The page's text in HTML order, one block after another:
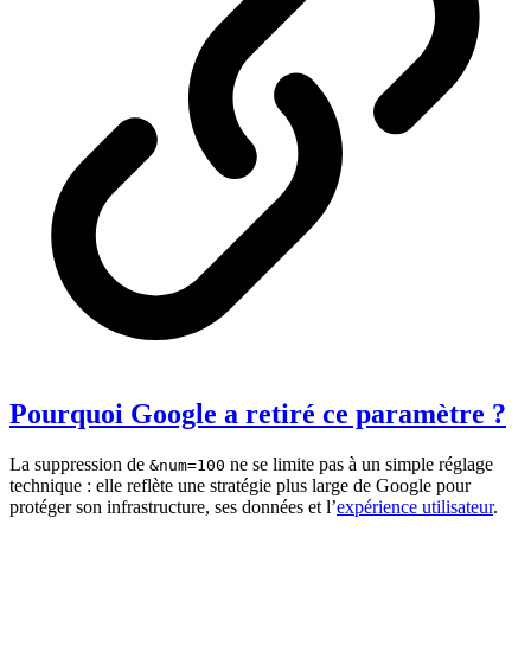
Pourquoi Google a retiré ce paramètre ?
La suppression de &num=100 ne se limite pas à un simple réglage
technique : elle reflète une stratégie plus large de Google pour
protéger son infrastructure, ses données et l’expérience utilisateur.